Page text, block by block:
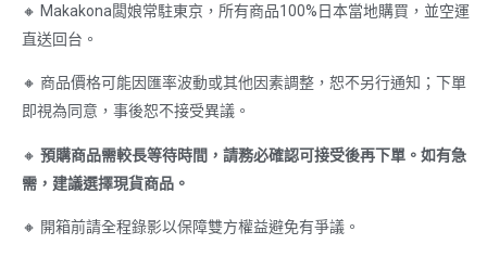
🔸 Makakona闆娘常駐東京，所有商品100%日本當地購買，並空運
直送回台。
🔸 商品價格可能因匯率波動或其他因素調整，恕不另行通知；下單
即視為同意，事後恕不接受異議。
🔸 預購商品需較長等待時間，請務必確認可接受後再下單。如有急
需，建議選擇現貨商品。
🔸 開箱前請全程錄影以保障雙方權益避免有爭議。